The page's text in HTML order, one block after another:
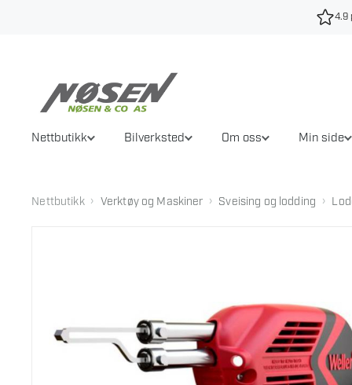
4.9
Nettbutikk Bilverksted Om oss Min side
Nettbutikk › Verktøy og Maskiner › Sveising og lodding ›